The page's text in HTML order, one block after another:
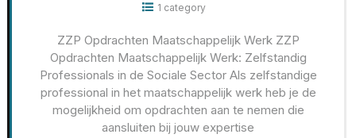
1 category
ZZP Opdrachten Maatschappelijk Werk ZZP
Opdrachten Maatschappelijk Werk: Zelfstandig
Professionals in de Sociale Sector Als zelfstandige
professional in het maatschappelijk werk heb je de
mogelijkheid om opdrachten aan te nemen die
aansluiten bij jouw expertise